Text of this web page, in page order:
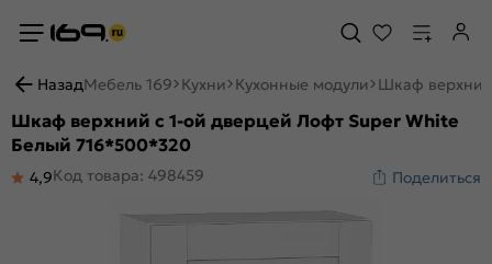
НазадМебель 169 Кухни Кухонные модули Шкаф
Шкаф верхний с 1-ой дверцей Лофт Super White
Белый 716*500*320
4,9Код товара: 498459 Поделиться